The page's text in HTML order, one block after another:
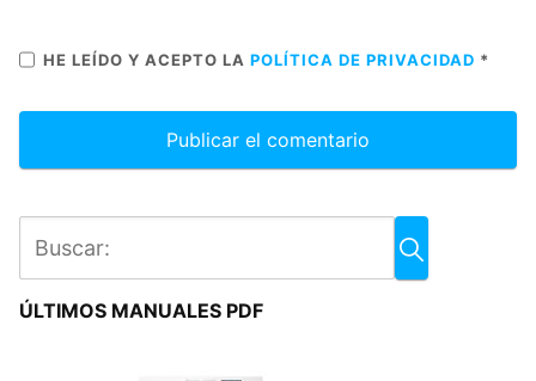
HE LEÍDO Y ACEPTO LA POLÍTICA DE PRIVACIDAD *
ÚLTIMOS MANUALES PDF